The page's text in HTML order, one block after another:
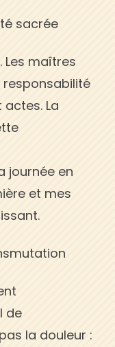
sacrée
. Les maîtres
La
journée en
et mes
de
la douleur :